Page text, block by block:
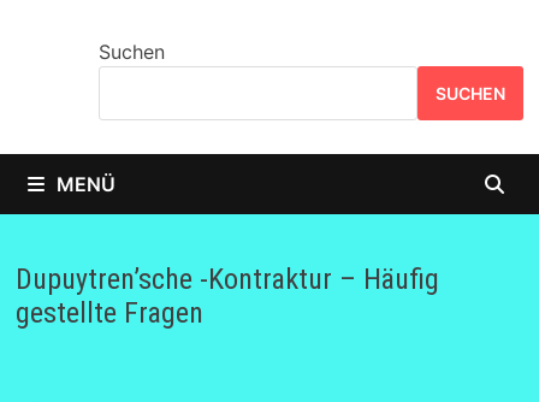
Suchen
SUCHEN
MENÜ
Dupuytren’sche -Kontraktur – Häufig
gestellte Fragen